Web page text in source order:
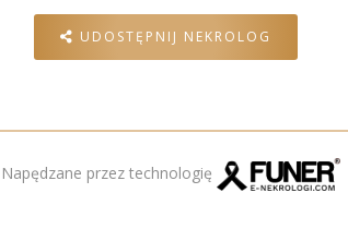
UDOSTĘPNIJ NEKROLOG
Napędzane przez technologię